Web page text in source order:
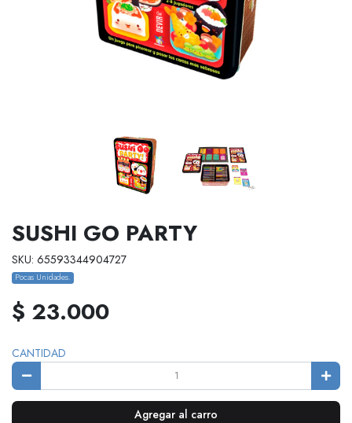
SUSHI GO PARTY
SKU: 65593344904727
Pocas Unidades.
$ 23.000
CANTIDAD
Agregar al carro